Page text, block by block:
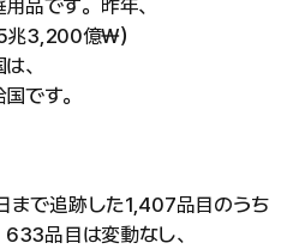
品です。昨年、
3,200億₩）
、
です。
まで追跡した1,407品目のうち
品目は変動なし、